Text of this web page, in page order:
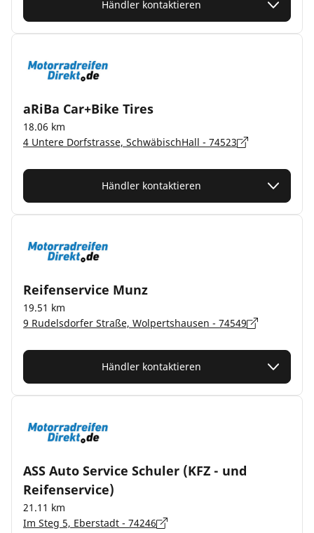
Händler kontaktieren
aRiBa Car+Bike Tires
18.06 km
4 Untere Dorfstrasse, SchwäbischHall - 74523
Händler kontaktieren
Reifenservice Munz
19.51 km
9 Rudelsdorfer Straße, Wolpertshausen - 74549
Händler kontaktieren
ASS Auto Service Schuler (KFZ - und
Reifenservice)
21.11 km
Im Steg 5, Eberstadt - 74246